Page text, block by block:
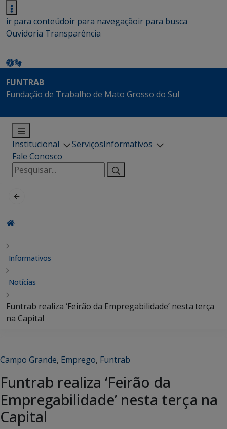
ir para conteúdoir para navegaçãoir para busca
Ouvidoria Transparência
FUNTRAB
Fundação de Trabalho de Mato Grosso do Sul
Institucional ServiçosInformativos
Fale Conosco
Pesquisar
por:
Informativos
Notícias
Funtrab realiza ‘Feirão da Empregabilidade’ nesta terça
na Capital
Campo Grande, Emprego, Funtrab
Funtrab realiza ‘Feirão da
Empregabilidade’ nesta terça na
Capital